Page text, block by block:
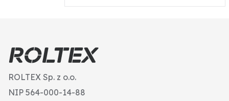
ROLTEX Sp. z o.o.
NIP 564-000-14-88